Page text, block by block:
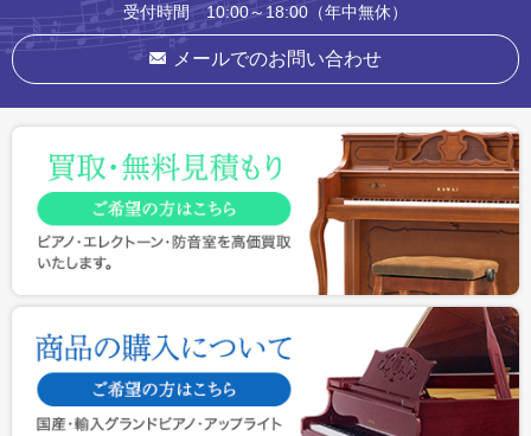
受付時間 10:00～18:00（年中無休）
メールでのお問い合わせ